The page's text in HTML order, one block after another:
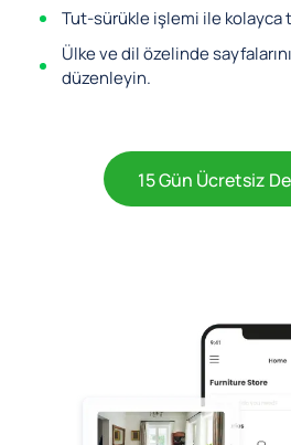
Tut-sürükle işlemi ile kolayca
Ülke ve dil özelinde
düzenleyin.
15 Gün Ücretsiz